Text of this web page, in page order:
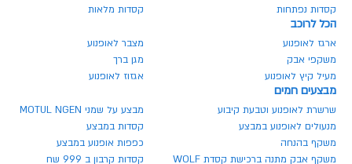
קסדות נפתחות
קסדות מלאות
הכל לרוכב
ארגז לאופנוע
מצבר לאופנוע
משקפי אבק
מגן ברך
מעיל קיץ לאופנוע
אגזוז לאופנוע
מבצעים חמים
שרשרת לאופנוע וטבעת קיבוע
מבצע על שמני MOTUL NGEN
מנעולים לאופנוע במבצע
קסדות במבצע
משקף בהנחה
כפפות אופנוע במבצע
משקף אבק מתנה ברכישת קסדת WOLF
קסדות קרבון ב 999 שח